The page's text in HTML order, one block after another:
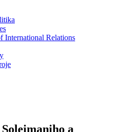
International Relations
a